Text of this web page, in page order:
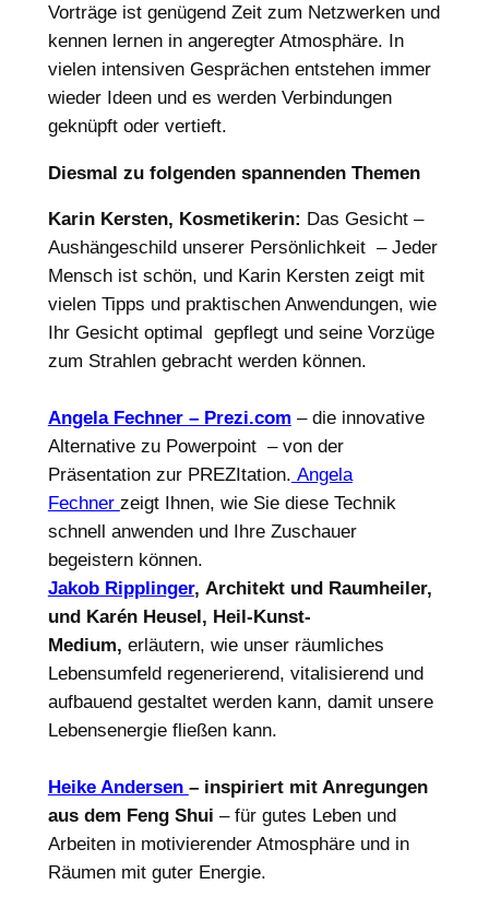
Vorträge ist genügend Zeit zum Netzwerken und
kennen lernen in angeregter Atmosphäre. In
vielen intensiven Gesprächen entstehen immer
wieder Ideen und es werden Verbindungen
geknüpft oder vertieft.
Diesmal zu folgenden spannenden Themen
Karin Kersten, Kosmetikerin: Das Gesicht –
Aushängeschild unserer Persönlichkeit – Jeder
Mensch ist schön, und Karin Kersten zeigt mit
vielen Tipps und praktischen Anwendungen, wie
Ihr Gesicht optimal gepflegt und seine Vorzüge
zum Strahlen gebracht werden können.
Angela Fechner – Prezi.com – die innovative
Alternative zu Powerpoint – von der
Präsentation zur PREZItation. Angela
Fechner zeigt Ihnen, wie Sie diese Technik
schnell anwenden und Ihre Zuschauer
begeistern können.
Jakob Ripplinger, Architekt und Raumheiler,
und Karén Heusel, Heil-Kunst-
Medium, erläutern, wie unser räumliches
Lebensumfeld regenerierend, vitalisierend und
aufbauend gestaltet werden kann, damit unsere
Lebensenergie fließen kann.
Heike Andersen – inspiriert mit Anregungen
aus dem Feng Shui – für gutes Leben und
Arbeiten in motivierender Atmosphäre und in
Räumen mit guter Energie.